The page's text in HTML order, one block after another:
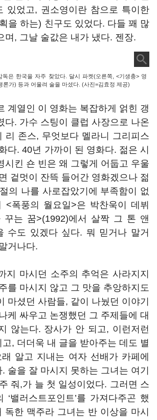
있었고, 권소영이란 참으로 특이한
을 하는) 친구도 있었다. 다들 꽤 많
며, 그날 술값은 내가 냈다. 젠장.
독은 한국을 자주 찾았다. 달시 파켓(오른쪽, <기생충> 영
론가) 등과 어울려 술을 마셨다. (사진=김효정 제공)
계열인 이 영화는 복잡하게 얽힌 갱
다. 가수 스팅이 클럽 사장으로 나온
리 존스, 무엇보다 멜라니 그리피스
다. 40년 가까이 된 영화다. 젊은 시
시킨 숀 빈은 왜 그렇게 어둡고 우울
겉멋이 잔뜩 들어간 영화겠으나 젊
의 나를 사로잡았기에 부족함이 없
<폭풍의 월요일>은 박찬욱이 데뷔
는 꿈>(1992)에서 살짝 그 톤 앤
수도 있겠다 싶다. 뭐 믿거나 말거
거나다.
지 마시던 소주의 추억은 사라지지
를 마시지 않고 그 맛을 추앙하지도
마셨던 사람들, 같이 나눴던 이야기
케 싸우고 논쟁했던 그 주제들에 대
않는다. 장사가 안 되고, 이런저런
, 더더욱 내 글을 받아주는 데도 별
알고 지내는 여자 선배가 카페에
술을 잘 마시지 못하는 그녀는 여기
줘,가 늘 첫 일성이었다. 그러면 스
‘밸러스트포인트’를 가져다주곤 했
독한 맥주라 그녀는 반 이상을 마시